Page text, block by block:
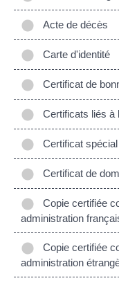
Acte de décès
Carte d'identité
Certificat de
Certificats liés à
Certificat
Certificat de
Copie certifiée
administration
Copie certifiée
administration